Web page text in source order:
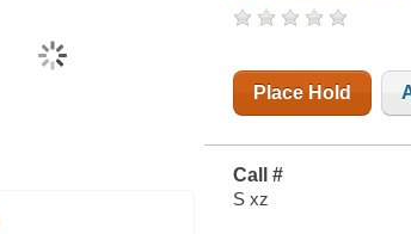
Place Hold
Call #
S xz